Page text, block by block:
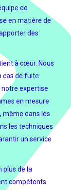
de
en matière de
des
à cœur. Nous
cas de fuite
notre expertise
en mesure
même dans les
les techniques
un service
plus de la
compétents